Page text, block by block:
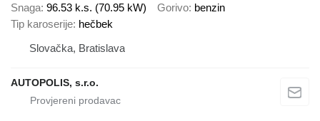
Snaga 96.53 k.s. (70.95 kW) Gorivo benzin
Tip karoserije hečbek
Slovačka, Bratislava
AUTOPOLIS, s.r.o.